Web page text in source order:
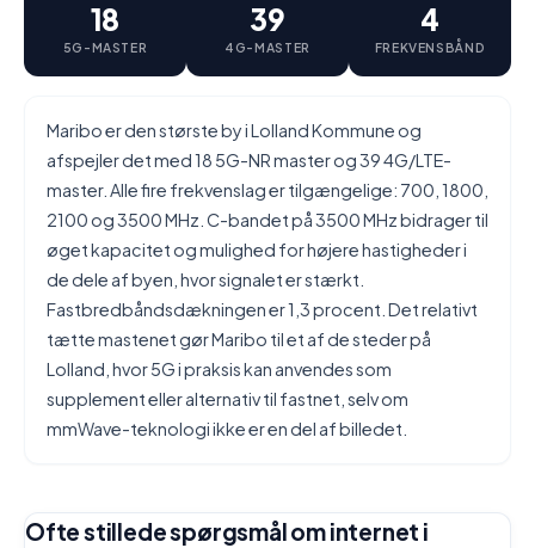
18
5G-MASTER
39
4G-MASTER
4
FREKVENSBÅND
Maribo er den største by i Lolland Kommune og
afspejler det med 18 5G-NR master og 39 4G/LTE-
master. Alle fire frekvenslag er tilgængelige: 700, 1800,
2100 og 3500 MHz. C-bandet på 3500 MHz bidrager til
øget kapacitet og mulighed for højere hastigheder i
de dele af byen, hvor signalet er stærkt.
Fastbredbåndsdækningen er 1,3 procent. Det relativt
tætte mastenet gør Maribo til et af de steder på
Lolland, hvor 5G i praksis kan anvendes som
supplement eller alternativ til fastnet, selv om
mmWave-teknologi ikke er en del af billedet.
Ofte stillede spørgsmål om internet i